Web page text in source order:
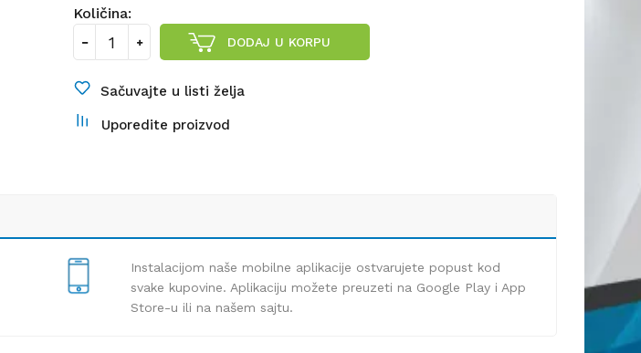
Količina:
DODAJ U KORPU
Sačuvajte u listi želja
Uporedite proizvod
Instalacijom naše mobilne aplikacije ostvarujete popust kod
svake kupovine. Aplikaciju možete preuzeti na Google Play i App
Store-u ili na našem sajtu.